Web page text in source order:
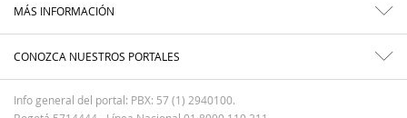
MÁS INFORMACIÓN
CONOZCA NUESTROS PORTALES
Info general del portal: PBX: 57 (1) 2940100.